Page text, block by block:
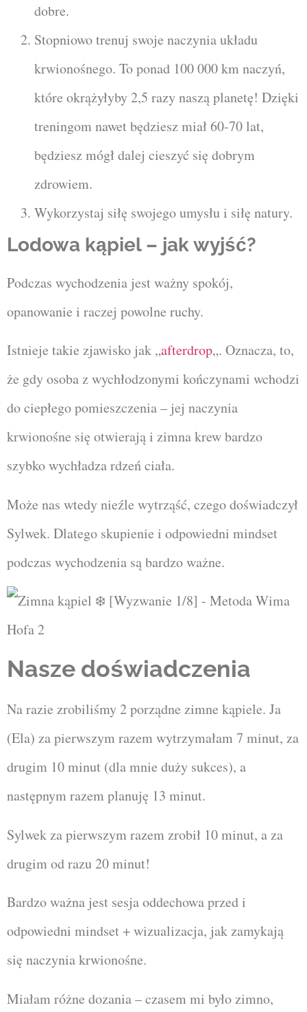
dobre.
Stopniowo trenuj swoje naczynia układu
krwionośnego. To ponad 100 000 km naczyń,
które okrążyłyby 2,5 razy naszą planetę! Dzięki
treningom nawet będziesz miał 60-70 lat,
będziesz mógł dalej cieszyć się dobrym
zdrowiem.
Wykorzystaj siłę swojego umysłu i siłę natury.
Lodowa kąpiel – jak wyjść?
Podczas wychodzenia jest ważny spokój,
opanowanie i raczej powolne ruchy.
Istnieje takie zjawisko jak „afterdrop„. Oznacza, to,
że gdy osoba z wychłodzonymi kończynami wchodzi
do ciepłego pomieszczenia – jej naczynia
krwionośne się otwierają i zimna krew bardzo
szybko wychładza rdzeń ciała.
Może nas wtedy nieźle wytrząść, czego doświadczył
Sylwek. Dlatego skupienie i odpowiedni mindset
podczas wychodzenia są bardzo ważne.
Nasze doświadczenia
Na razie zrobiliśmy 2 porządne zimne kąpiele. Ja
(Ela) za pierwszym razem wytrzymałam 7 minut, za
drugim 10 minut (dla mnie duży sukces), a
następnym razem planuję 13 minut.
Sylwek za pierwszym razem zrobił 10 minut, a za
drugim od razu 20 minut!
Bardzo ważna jest sesja oddechowa przed i
odpowiedni mindset + wizualizacja, jak zamykają
się naczynia krwionośne.
Miałam różne dozania – czasem mi było zimno,